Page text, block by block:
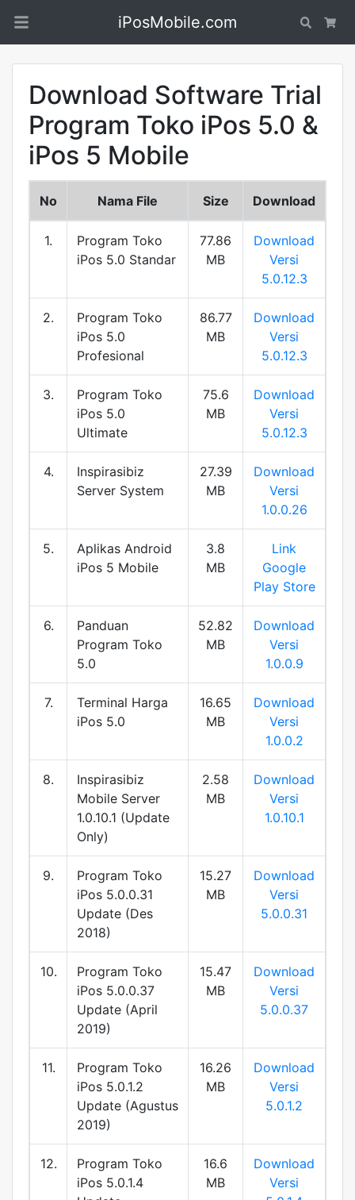
iPosMobile.com Search
Download Software Trial
Program Toko iPos 5.0 &
iPos 5 Mobile
No Nama File Size Download
1.
Program Toko
iPos 5.0 Standar
77.86
MB
Download
Versi
5.0.12.3
2.
Program Toko
iPos 5.0
Profesional
86.77
MB
Download
Versi
5.0.12.3
3.
Program Toko
iPos 5.0
Ultimate
75.6
MB
Download
Versi
5.0.12.3
4.
Inspirasibiz
Server System
27.39
MB
Download
Versi
1.0.0.26
5.
Aplikas Android
iPos 5 Mobile
3.8
MB
Link
Google
Play Store
6.
Panduan
Program Toko
5.0
52.82
MB
Download
Versi
1.0.0.9
7.
Terminal Harga
iPos 5.0
16.65
MB
Download
Versi
1.0.0.2
8.
Inspirasibiz
Mobile Server
1.0.10.1 (Update
Only)
2.58
MB
Download
Versi
1.0.10.1
9.
Program Toko
iPos 5.0.0.31
Update (Des
2018)
15.27
MB
Download
Versi
5.0.0.31
10.
Program Toko
iPos 5.0.0.37
Update (April
2019)
15.47
MB
Download
Versi
5.0.0.37
11.
Program Toko
iPos 5.0.1.2
Update (Agustus
2019)
16.26
MB
Download
Versi
5.0.1.2
12.
Program Toko
iPos 5.0.1.4
16.6
MB
Download
Versi